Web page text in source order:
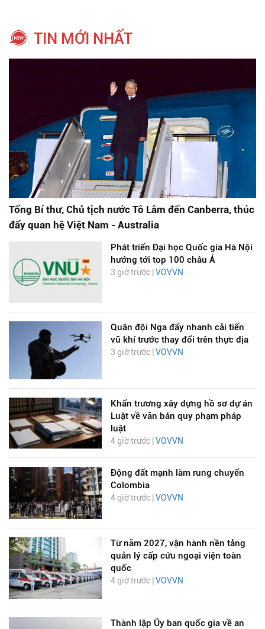
TIN MỚI NHẤT
Tổng Bí thư, Chủ tịch nước Tô Lâm đến Canberra, thúc
đẩy quan hệ Việt Nam - Australia
Phát triển Đại học Quốc gia Hà Nội
hướng tới top 100 châu Á
3 giờ trước |VOVVN
Quân đội Nga đẩy nhanh cải tiến
vũ khí trước thay đổi trên thực địa
3 giờ trước | VOVVN
Khẩn trương xây dựng hồ sơ dự án
Luật về văn bản quy phạm pháp
luật
4 giờ trước | VOVVN
Động đất mạnh làm rung chuyển
Colombia
4 giờ trước | VOVVN
Từ năm 2027, vận hành nền tảng
quản lý cấp cứu ngoại viện toàn
quốc
4 giờ trước |VOVVN
Thành lập Ủy ban quốc gia về an